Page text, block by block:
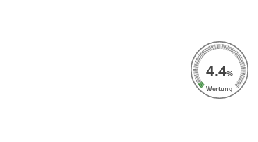
4.4%
Wertung